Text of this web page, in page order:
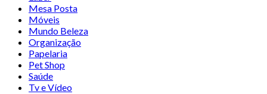
Mesa Posta
Móveis
Mundo Beleza
Organização
Papelaria
Pet Shop
Saúde
Tv e Vídeo